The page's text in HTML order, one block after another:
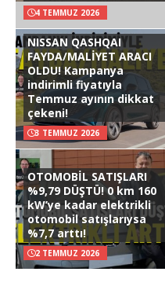
4 TEMMUZ 2026
NISSAN QASHQAI
FAYDA/MALİYET ARACI
OLDU! Kampanya
indirimli fiyatıyla
Temmuz ayının dikkat
çekeni!
3 TEMMUZ 2026
OTOMOBİL SATIŞLARI
%9,79 DÜŞTÜ! 0 km 160
kW’ye kadar elektrikli
otomobil satışlarıysa
%7,7 arttı!
2 TEMMUZ 2026